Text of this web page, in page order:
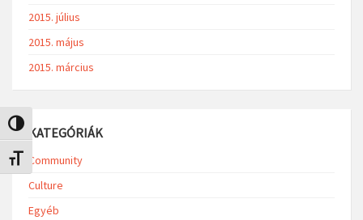
Nagy kontraszt váltása
Betűméret váltása
2015. július
2015. május
2015. március
KATEGÓRIÁK
Community
Culture
Egyéb